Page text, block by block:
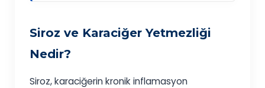
Siroz ve Karaciğer Yetmezliği
Nedir?
Siroz, karaciğerin kronik inflamasyon